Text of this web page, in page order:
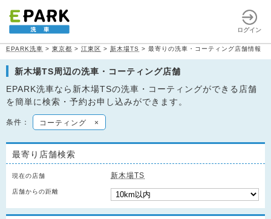
ログイン
EPARK洗車 > 東京都 > 江東区 > 新木場TS > 最寄りの洗車・コーティング店舗情報
新木場TS周辺の洗車・コーティング店舗
EPARK洗車なら新木場TSの洗車・コーティングができる店舗
を簡単に検索・予約お申し込みができます。
条件： コーティング ×
最寄り店舗検索
現在の店舗 新木場TS
店舗からの距離